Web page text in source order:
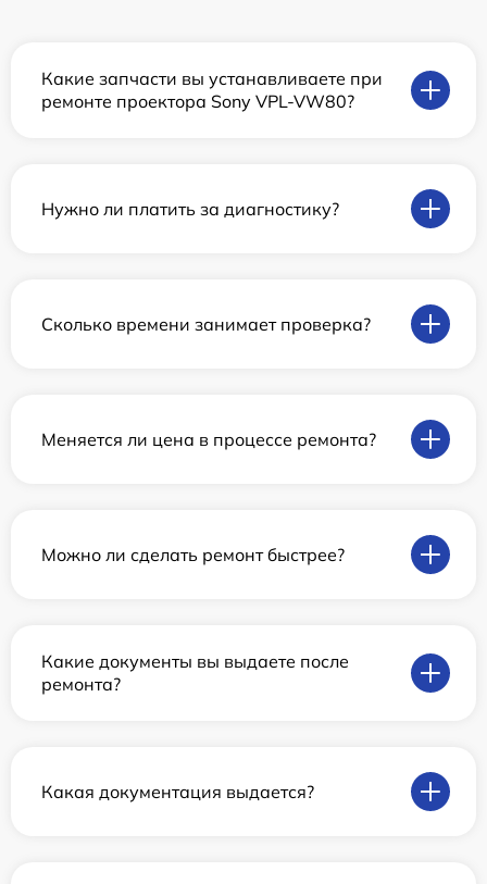
Какие запчасти вы устанавливаете при
ремонте проектора Sony VPL-VW80?
Нужно ли платить за диагностику?
Сколько времени занимает проверка?
Меняется ли цена в процессе ремонта?
Можно ли сделать ремонт быстрее?
Какие документы вы выдаете после
ремонта?
Какая документация выдается?